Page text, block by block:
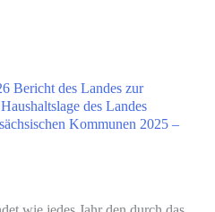
Bericht des Landes zur
des Landes
Kommunen 2025 –